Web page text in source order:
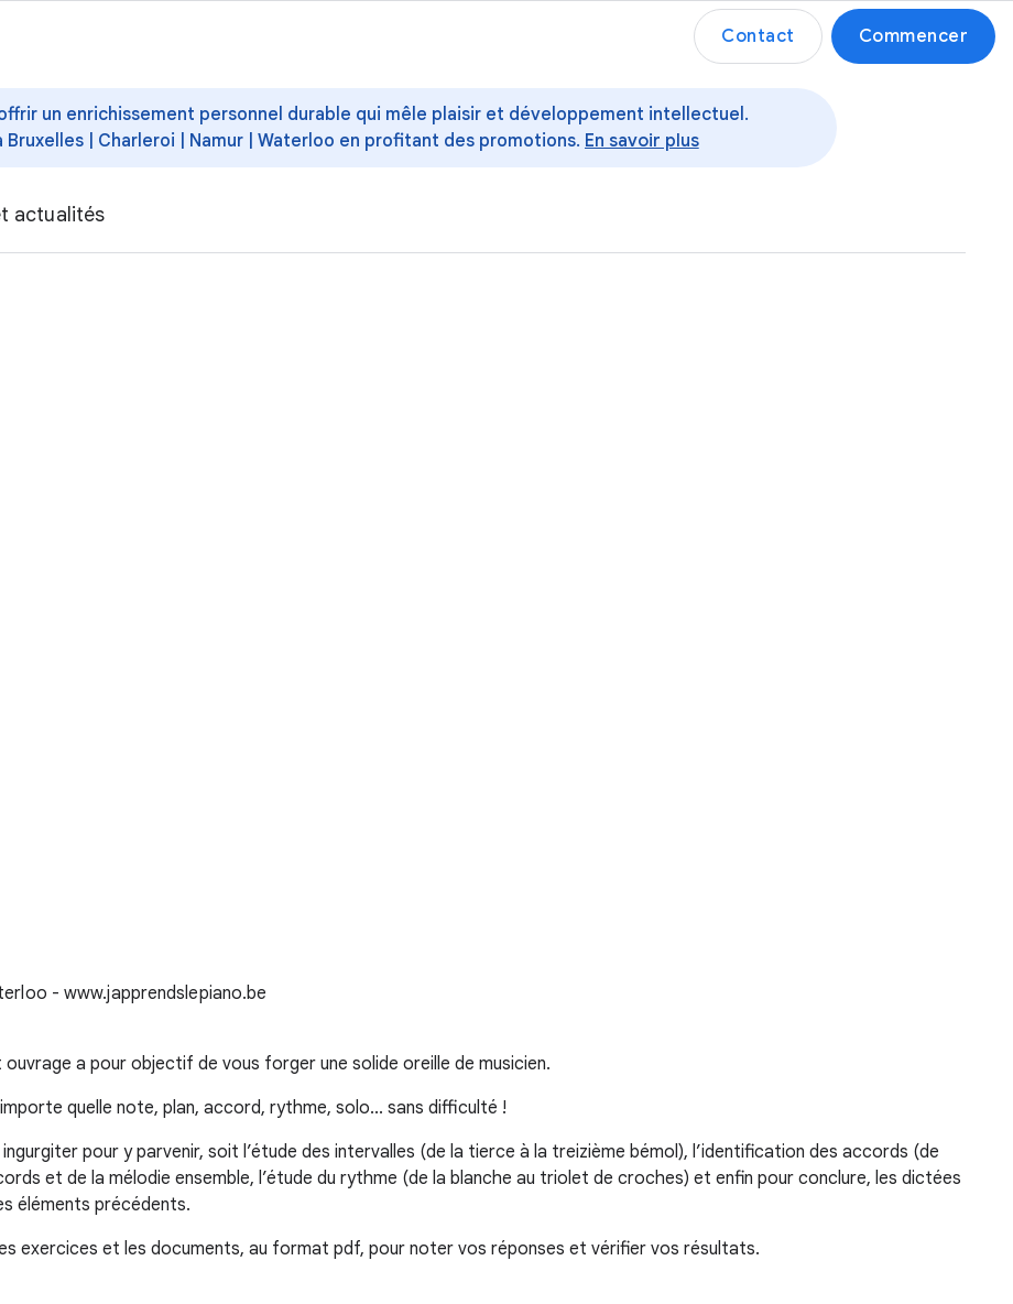
Contact Commencer
un enrichissement personnel durable qui mêle plaisir et développement intellectuel.
Bruxelles | Charleroi | Namur | Waterloo en profitant des promotions. En savoir plus
actualités
a pour objectif de vous forger une solide oreille de musicien.
quelle note, plan, accord, rythme, solo... sans difficulté !
pour y parvenir, soit l’étude des intervalles (de la tierce à la treizième bémol), l’identification des accords (de
et de la mélodie ensemble, l’étude du rythme (de la blanche au triolet de croches) et enfin pour conclure, les dictées
éléments précédents.
exercices et les documents, au format pdf, pour noter vos réponses et vérifier vos résultats.